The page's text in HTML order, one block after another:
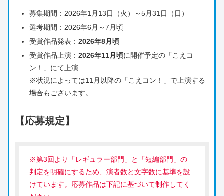
募集期間：2026年1月13日（火）～5月31日（日）
選考期間：2026年6月～7月頃
受賞作品発表： 2026年8月頃
受賞作品上演： 2026年11月頃に開催予定の「こえコ
ン！」にて上演
※状況によっては11月以降の「こえコン！」で上演する
場合もございます。
【応募規定】
※第3回より「レギュラー部門」と「短編部門」の
判定を明確にするため、演者数と文字数に基準を設
けています。応募作品は下記に基づいて制作してく